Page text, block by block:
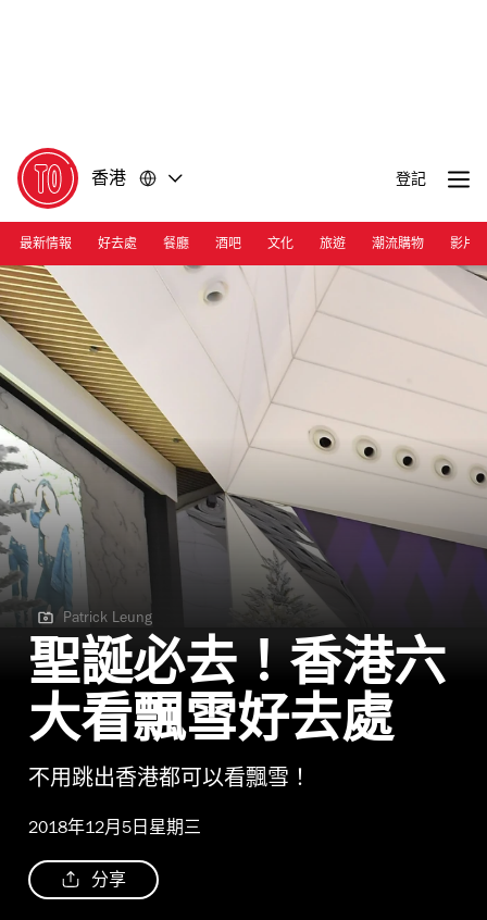
香港 登記
最新情報 好去處 餐廳 酒吧 文化 旅遊 潮流購物 影片
Patrick Leung
Patrick Leung
聖誕必去！香港六
大看飄雪好去處
不用跳出香港都可以看飄雪！
2018年12月5日星期三
分享